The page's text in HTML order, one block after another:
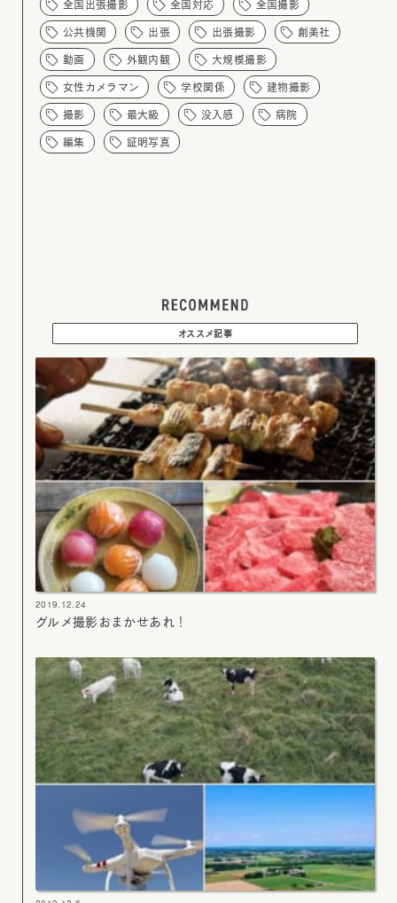
全国出張撮影 全国対応 全国撮影
公共機関 出張 出張撮影 創美社
動画 外観内観 大規模撮影
女性カメラマン 学校関係 建物撮影
撮影 最大級 没入感 病院
編集 証明写真
オススメ記事
2019.12.24
グルメ撮影おまかせあれ！